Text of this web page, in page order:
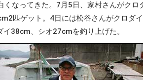
くなってきた。7月5日、家村さんがク
匹ゲット。4日には松谷さんがクロダ
38cm、シオ27cmを釣り上げた。